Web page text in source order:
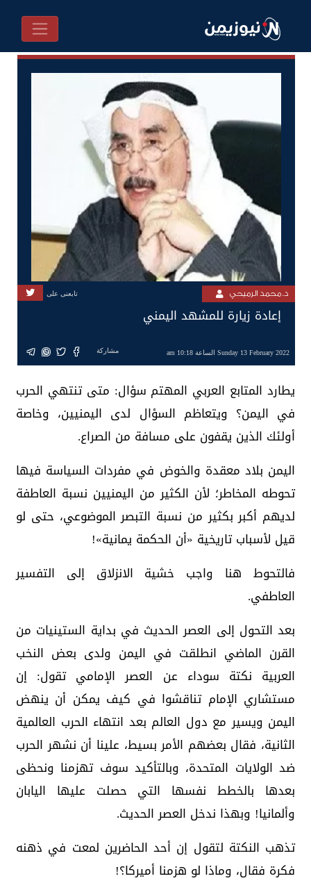
د. محمد الرميحي تابعنى على
إعادة زيارة للمشهد اليمني
Sunday 13 February 2022 الساعة 10:18 am مشاركة
يطارد المتابع العربي المهتم سؤال: متى تنتهي الحرب
في اليمن؟ ويتعاظم السؤال لدى اليمنيين، وخاصة
أولئك الذين يقفون على مسافة من الصراع.
اليمن بلاد معقدة والخوض في مفردات السياسة فيها
تحوطه المخاطر؛ لأن الكثير من اليمنيين نسبة العاطفة
لديهم أكبر بكثير من نسبة التبصر الموضوعي، حتى لو
قيل لأسباب تاريخية «أن الحكمة يمانية»!
فالتحوط هنا واجب خشية الانزلاق إلى التفسير
العاطفي.
بعد التحول إلى العصر الحديث في بداية الستينيات من
القرن الماضي انطلقت في اليمن ولدى بعض النخب
العربية نكتة سوداء عن العصر الإمامي تقول: إن
مستشاري الإمام تناقشوا في كيف يمكن أن ينهض
اليمن ويسير مع دول العالم بعد انتهاء الحرب العالمية
الثانية، فقال بعضهم الأمر بسيط، علينا أن نشهر الحرب
ضد الولايات المتحدة، وبالتأكيد سوف تهزمنا ونحظى
بعدها بالخطط نفسها التي حصلت عليها اليابان
وألمانيا! وبهذا ندخل العصر الحديث.
تذهب النكتة لتقول إن أحد الحاضرين لمعت في ذهنه
فكرة فقال، وماذا لو هزمنا أميركا؟!